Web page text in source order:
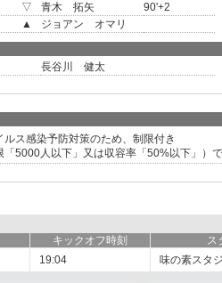
▽
青木 拓矢
90'+2
▲
ジョアン オマリ
長谷川 健太
ルス感染予防対策のため、制限付き
「5000人以下」又は収容率「50%以下」）
キックオフ時刻
ス
19:04 味の素スタ